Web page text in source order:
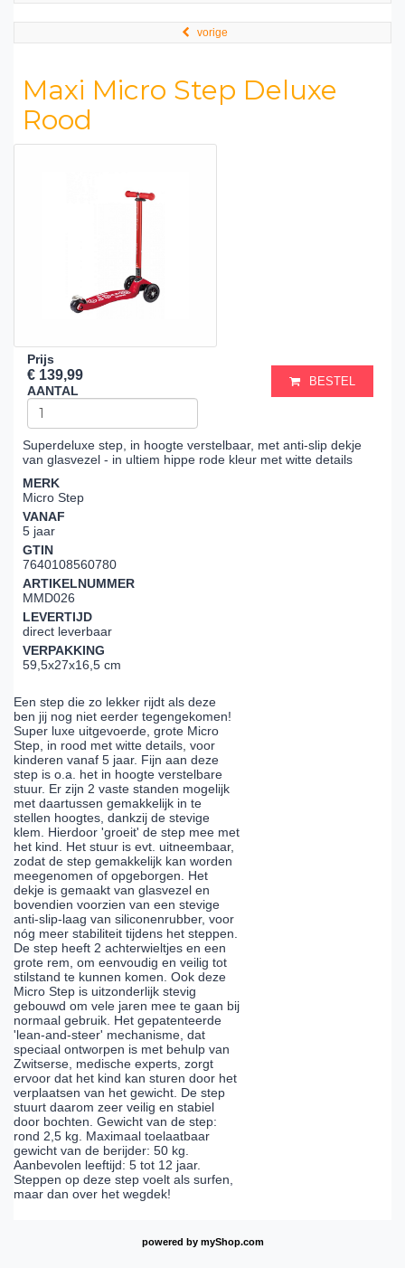
vorige
Maxi Micro Step Deluxe
Rood
Prijs
€ 139,99
AANTAL
BESTEL
Superdeluxe step, in hoogte verstelbaar, met anti-slip dekje
van glasvezel - in ultiem hippe rode kleur met witte details
MERK
Micro Step
VANAF
5 jaar
GTIN
7640108560780
ARTIKELNUMMER
MMD026
LEVERTIJD
direct leverbaar
VERPAKKING
59,5x27x16,5 cm
Een step die zo lekker rijdt als deze
ben jij nog niet eerder tegengekomen!
Super luxe uitgevoerde, grote Micro
Step, in rood met witte details, voor
kinderen vanaf 5 jaar. Fijn aan deze
step is o.a. het in hoogte verstelbare
stuur. Er zijn 2 vaste standen mogelijk
met daartussen gemakkelijk in te
stellen hoogtes, dankzij de stevige
klem. Hierdoor 'groeit' de step mee met
het kind. Het stuur is evt. uitneembaar,
zodat de step gemakkelijk kan worden
meegenomen of opgeborgen. Het
dekje is gemaakt van glasvezel en
bovendien voorzien van een stevige
anti-slip-laag van siliconenrubber, voor
nóg meer stabiliteit tijdens het steppen.
De step heeft 2 achterwieltjes en een
grote rem, om eenvoudig en veilig tot
stilstand te kunnen komen. Ook deze
Micro Step is uitzonderlijk stevig
gebouwd om vele jaren mee te gaan bij
normaal gebruik. Het gepatenteerde
'lean-and-steer' mechanisme, dat
speciaal ontworpen is met behulp van
Zwitserse, medische experts, zorgt
ervoor dat het kind kan sturen door het
verplaatsen van het gewicht. De step
stuurt daarom zeer veilig en stabiel
door bochten. Gewicht van de step:
rond 2,5 kg. Maximaal toelaatbaar
gewicht van de berijder: 50 kg.
Aanbevolen leeftijd: 5 tot 12 jaar.
Steppen op deze step voelt als surfen,
maar dan over het wegdek!
powered by myShop.com